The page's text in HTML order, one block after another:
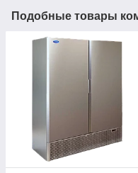
Подобные товары